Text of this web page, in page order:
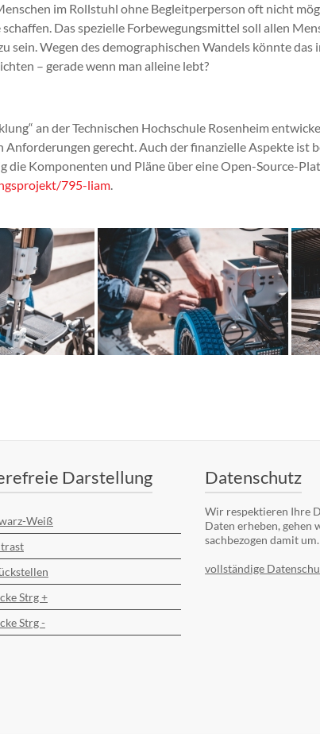
im Rollstuhl ohne Begleitperperson oft nicht
Das spezielle Forbewegungsmittel soll allen
sein. Wegen des demographischen Wandels könnte
– gerade wenn man alleine lebt?
an der Technischen Hochschule Rosenheim
gerecht. Auch der finanzielle Aspekte ist
die Komponenten und Pläne über eine Open-Source-
795-liam.
Darstellung
Weiß
Strg +
Strg -
Datenschutz
Wir respektieren Ihre
Daten erheben, gehen
sachbezogen damit um.
vollständige